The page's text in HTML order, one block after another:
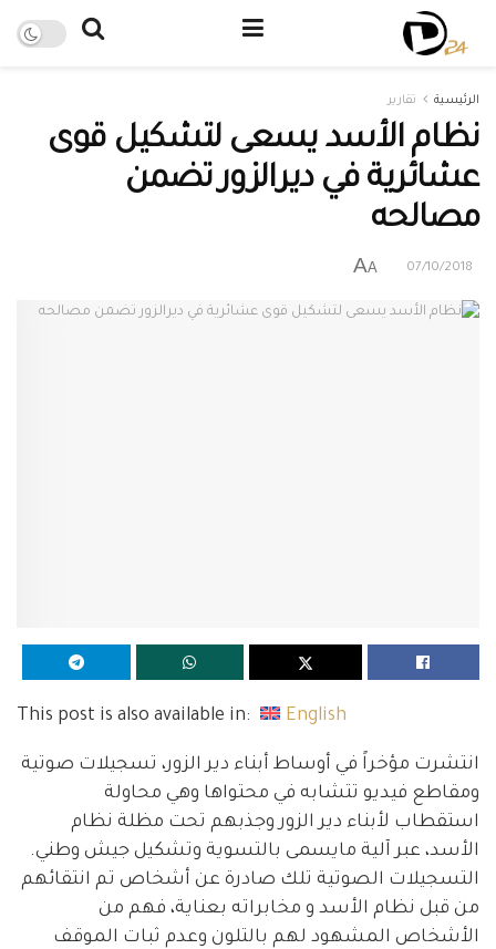
الرئيسية تقارير
نظام الأسد يسعى لتشكيل قوى
عشائرية في ديرالزور تضمن
مصالحه
07/10/2018
A
A
This post is also available in: English
انتشرت مؤخراً في أوساط أبناء دير الزور، تسجيلات صوتية
ومقاطع فيديو تتشابه في محتواها وهي محاولة
استقطاب لأبناء دير الزور وجذبهم تحت مظلة نظام
الأسد، عبر آلية مايسمى بالتسوية وتشكيل جيش وطني.
التسجيلات الصوتية تلك صادرة عن أشخاص تم انتقائهم
من قبل نظام الأسد و مخابراته بعناية، فهم من
الأشخاص المشهود لهم بالتلون وعدم ثبات الموقف